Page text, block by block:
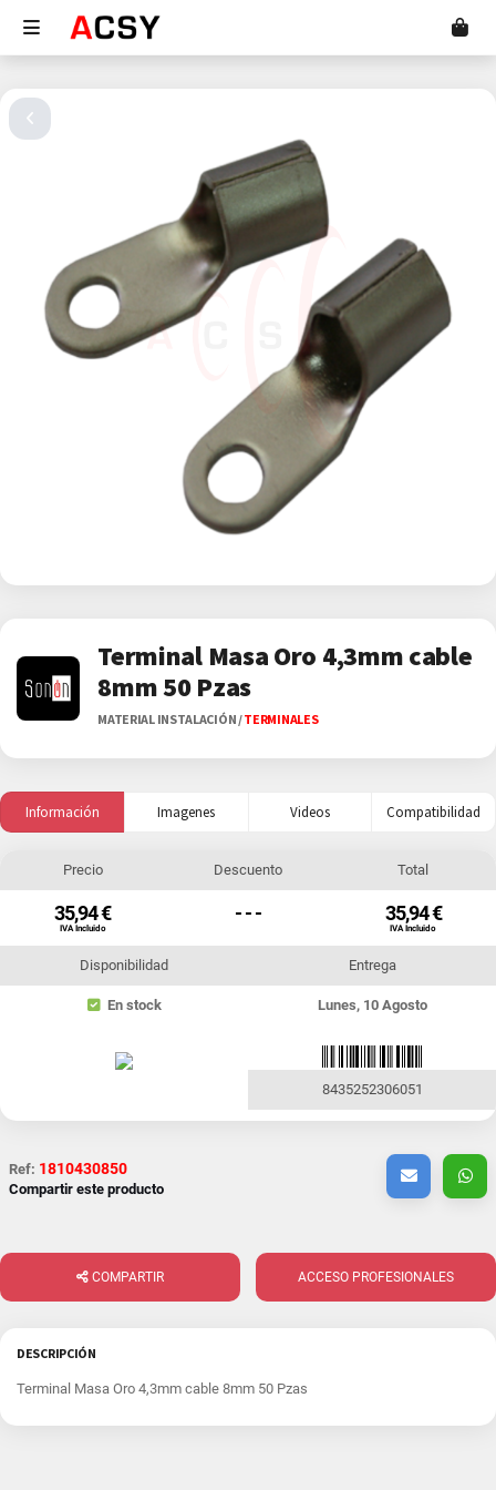
Terminal Masa Oro 4,3mm cable
8mm 50 Pzas
MATERIAL INSTALACIÓN/TERMINALES
Información Imagenes Videos Compatibilidad
Precio
35,94 €
IVA Incluido
Descuento
- - -
Total
35,94 €
IVA Incluido
Disponibilidad
En stock
Entrega
Lunes, 10 Agosto
8435252306051
Ref: 1810430850
Compartir este producto
COMPARTIR ACCESO PROFESIONALES
DESCRIPCIÓN
Terminal Masa Oro 4,3mm cable 8mm 50 Pzas